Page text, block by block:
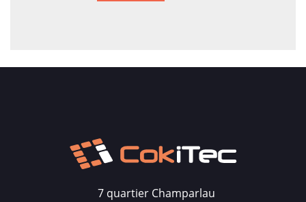
7 quartier Champarlau